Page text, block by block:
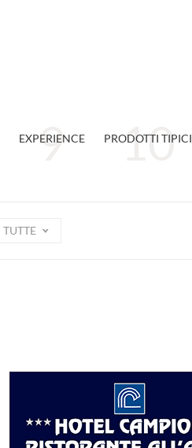
EXPERIENCE PRODOTTI TIPICI
TUTTE